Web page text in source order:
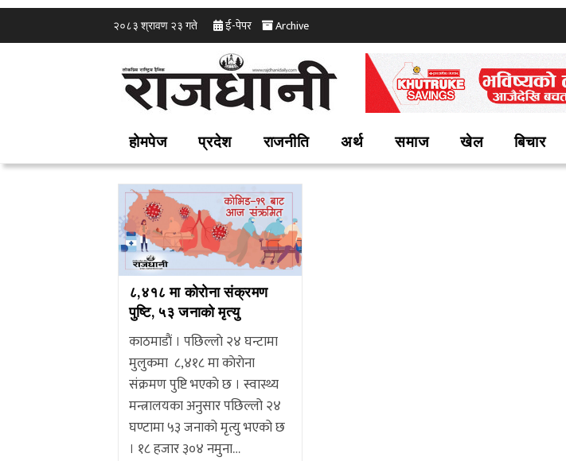
२०८३ श्रावण २३ गते ई-पेपर Archive
होमपेज प्रदेश राजनीति अर्थ समाज खेल बिचार
८,४१८ मा काेराेना संक्रमण
पुष्टि, ५३ जनाकाे मृत्यु
काठमाडाैं । पछिल्लाे २४ घन्टामा
मुलुकमा ८,४१८ मा काेराेना
संक्रमण पुष्टि भएकाे छ । स्वास्थ्य
मन्त्रालयका अनुसार पछिल्लो २४
घण्टामा ५३ जनाको मृत्यु भएको छ
। १८ हजार ३०४ नमुना…